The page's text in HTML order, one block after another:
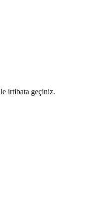
irtibata geçiniz.